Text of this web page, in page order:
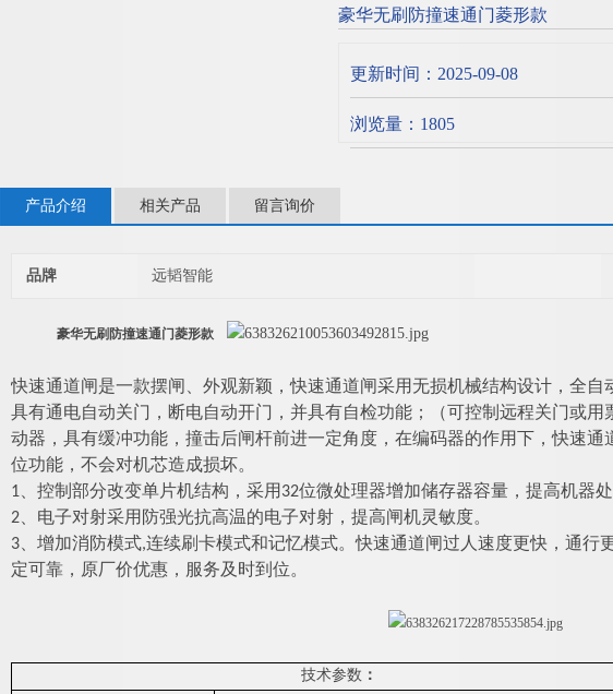
豪华无刷防撞速通门菱形款
更新时间：2025-09-08
浏览量：1805
产品介绍 相关产品 留言询价
品牌 远韬智能
豪华无刷防撞速通门菱形款
快速通道闸是一款摆闸、外观新颖，快速通道闸采用无损机械结构设计，全自
具有通电自动关门，断电自动开门，并具有自检功能；（可控制远程关门或用
动器，具有缓冲功能，撞击后闸杆前进一定角度，在编码器的作用下，快速通
位功能，不会对机芯造成损坏。
1、控制部分改变单片机结构，采用 32位微处理器增加储存器容量，提高机器处
2、电子对射采用防强光抗高温的电子对射，提高闸机灵敏度。
3、增加消防模式,连续刷卡模式和记忆模式。快速通道闸过人速度更快，通行
定可靠，原厂价优惠，服务及时到位。
技术参数：